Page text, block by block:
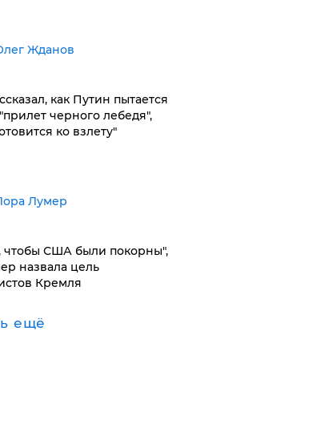
Жданов
как Путин пытается
черного лебедя",
ко взлету"
Лумер
чтобы США были покорны",
назвала цель
Кремля
ещё